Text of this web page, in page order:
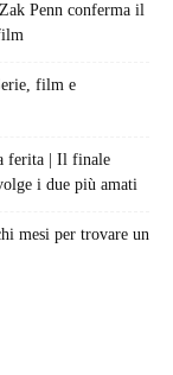
Penn conferma il
film e
ferita | Il finale
i due più amati
mesi per trovare un